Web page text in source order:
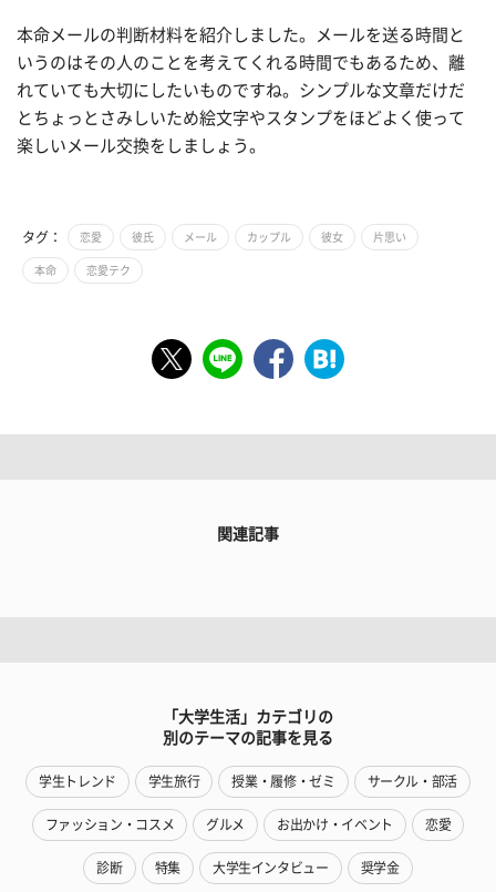
本命メールの判断材料を紹介しました。メールを送る時間と
いうのはその人のことを考えてくれる時間でもあるため、離
れていても大切にしたいものですね。シンプルな文章だけだ
とちょっとさみしいため絵文字やスタンプをほどよく使って
楽しいメール交換をしましょう。
タグ： 恋愛 彼氏 メール カップル 彼女 片思い
本命 恋愛テク
関連記事
「大学生活」カテゴリの
別のテーマの記事を見る
学生トレンド 学生旅行 授業・履修・ゼミ サークル・部活
ファッション・コスメ グルメ お出かけ・イベント 恋愛
診断 特集 大学生インタビュー 奨学金